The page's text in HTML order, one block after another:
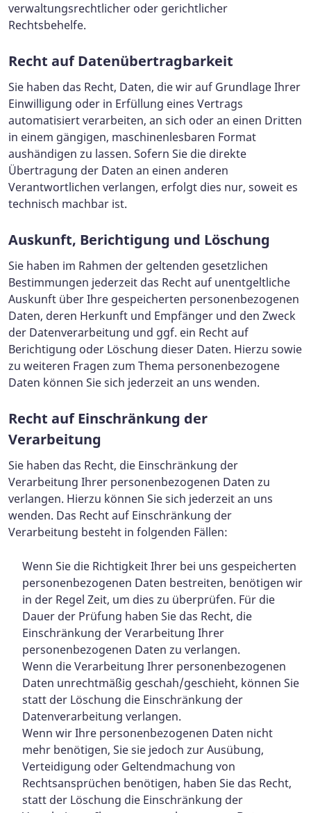
verwaltungsrechtlicher oder gerichtlicher
Rechtsbehelfe.
Recht auf Daten­übertrag­barkeit
Sie haben das Recht, Daten, die wir auf Grundlage Ihrer
Einwilligung oder in Erfüllung eines Vertrags
automatisiert verarbeiten, an sich oder an einen Dritten
in einem gängigen, maschinenlesbaren Format
aushändigen zu lassen. Sofern Sie die direkte
Übertragung der Daten an einen anderen
Verantwortlichen verlangen, erfolgt dies nur, soweit es
technisch machbar ist.
Auskunft, Berichtigung und Löschung
Sie haben im Rahmen der geltenden gesetzlichen
Bestimmungen jederzeit das Recht auf unentgeltliche
Auskunft über Ihre gespeicherten personenbezogenen
Daten, deren Herkunft und Empfänger und den Zweck
der Datenverarbeitung und ggf. ein Recht auf
Berichtigung oder Löschung dieser Daten. Hierzu sowie
zu weiteren Fragen zum Thema personenbezogene
Daten können Sie sich jederzeit an uns wenden.
Recht auf Einschränkung der
Verarbeitung
Sie haben das Recht, die Einschränkung der
Verarbeitung Ihrer personenbezogenen Daten zu
verlangen. Hierzu können Sie sich jederzeit an uns
wenden. Das Recht auf Einschränkung der
Verarbeitung besteht in folgenden Fällen:
Wenn Sie die Richtigkeit Ihrer bei uns gespeicherten
personenbezogenen Daten bestreiten, benötigen wir
in der Regel Zeit, um dies zu überprüfen. Für die
Dauer der Prüfung haben Sie das Recht, die
Einschränkung der Verarbeitung Ihrer
personenbezogenen Daten zu verlangen.
Wenn die Verarbeitung Ihrer personenbezogenen
Daten unrechtmäßig geschah/geschieht, können Sie
statt der Löschung die Einschränkung der
Datenverarbeitung verlangen.
Wenn wir Ihre personenbezogenen Daten nicht
mehr benötigen, Sie sie jedoch zur Ausübung,
Verteidigung oder Geltendmachung von
Rechtsansprüchen benötigen, haben Sie das Recht,
statt der Löschung die Einschränkung der